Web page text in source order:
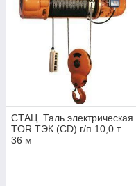
СТАЦ. Таль электрическая
TOR ТЭК (CD) г/п 10,0 т
36 м